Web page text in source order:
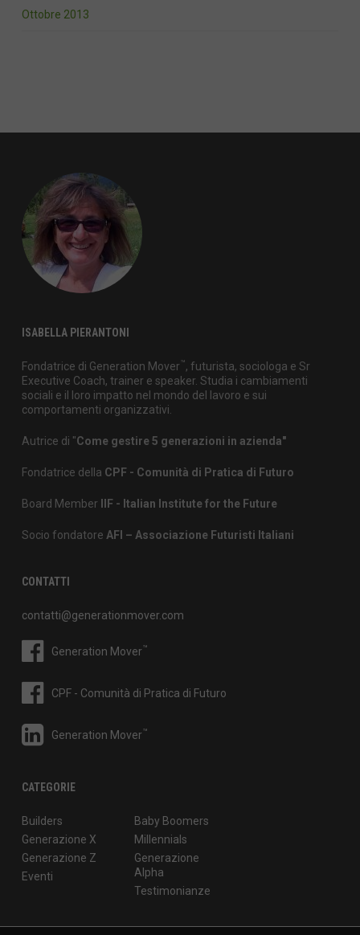
Ottobre 2013
ISABELLA PIERANTONI
Fondatrice di Generation Mover™, futurista, sociologa e Sr
Executive Coach, trainer e speaker. Studia i cambiamenti
sociali e il loro impatto nel mondo del lavoro e sui
comportamenti organizzativi.
Autrice di "Come gestire 5 generazioni in azienda"
Fondatrice della CPF - Comunità di Pratica di Futuro
Board Member IIF - Italian Institute for the Future
Socio fondatore AFI – Associazione Futuristi Italiani
CONTATTI
contatti@generationmover.com
Generation Mover™
CPF - Comunità di Pratica di Futuro
Generation Mover™
CATEGORIE
Builders
Baby Boomers
Generazione X
Millennials
Generazione Z
Generazione
Alpha
Eventi
Testimonianze